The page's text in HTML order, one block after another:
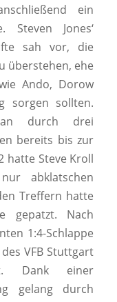
ein
Steven Jones‘
sah vor, die
überstehen, ehe
Ando, Dorow
sorgen sollten.
durch drei
bereits bis zur
hatte Steve Kroll
abklatschen
Treffern hatte
gepatzt. Nach
1:4-Schlappe
VFB Stuttgart
Dank einer
gelang durch